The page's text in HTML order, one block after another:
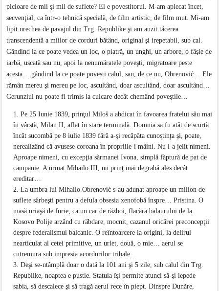
picioare de mii şi mii de suflete? El e povestitorul. M-am aplecat încet,
secvenţial, ca într-o tehnică specială, de film artistic, de film mut. Mi-am
lipit urechea de pavajul din Trg. Republike şi am auzit tăcerea
transcendentă a miilor de corduri bătând, original şi irepetabil, sub cal.
Gândind la ce poate vedea un loc, o piatră, un unghi, un arbore, o fâşie de
iarbă, uscată sau nu, apoi la nenumăratele poveşti, migratoare peste
acesta… gândind la ce poate povesti calul, sau, de ce nu, Obrenović… Ele
rămân mereu şi mereu pe loc, ascultând, doar ascultând, doar ascultând…
Gerunziul nu poate fi trimis la culcare decât chemând poveştile…
Pe 25 Iunie 1839, prinţul Miloš a abdicat în favoarea fratelui său mai
în vârstă, Milan II, aflat în stare terminală. Domnia sa fu atât de scurtă
încât sucombă pe 8 iulie 1839 fără a-şi recăpăta cunoștința şi, poate,
nerealizând că avusese coroana în propriile-i mâini. Nu l-a jelit nimeni.
Aproape nimeni, cu excepţia sărmanei Ivona, simplă făptură de pat de
campanie. A urmat Mihailo III, un prinţ mai degrabă ales decât
ereditar…
La umbra lui Mihailo Obrenović s-au adunat aproape un milion de
suflete sârbeşti pentru a defula obsesia xenofobă înspre… Pristina. O
masă uriaşă de furie, ca un car de război, flacăra balaurului de la
Kosovo Polije arzând cu răbdare, mocnit, cazanul oricărei preconcepţii
despre federalismul balcanic. O reîntoarcere la origini, la delirul
nearticulat al cetei primitive, un urlet, două, o mie… aerul se
cutremura sub impresia acordurilor tribale…
Deşi se-ntâmplă doar o dată la 101 ani şi 5 zile, sub calul din Trg.
Republike, noaptea e pustie. Statuia îşi permite atunci să-şi lepede
sabia, să descalece şi să tragă aerul rece în piept. Dinspre Dunăre,